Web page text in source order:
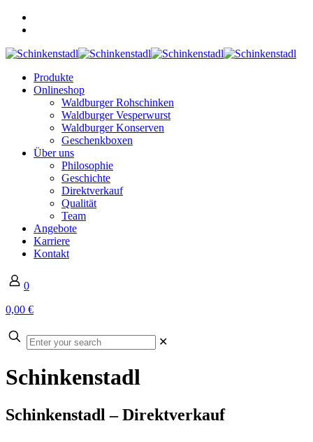
Produkte
Onlineshop
Waldburger Rohschinken
Waldburger Vesperwurst
Waldburger Konserven
Geschenkboxen
Über uns
Philosophie
Geschichte
Direktverkauf
Qualität
Team
Angebote
Karriere
Kontakt
0
0,00 €
Enter
your
✕
Schinkenstadl
Schinkenstadl – Direktverkauf